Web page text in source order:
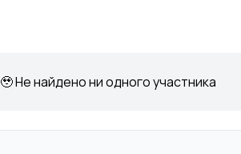
🥹 Не найдено ни одного участника